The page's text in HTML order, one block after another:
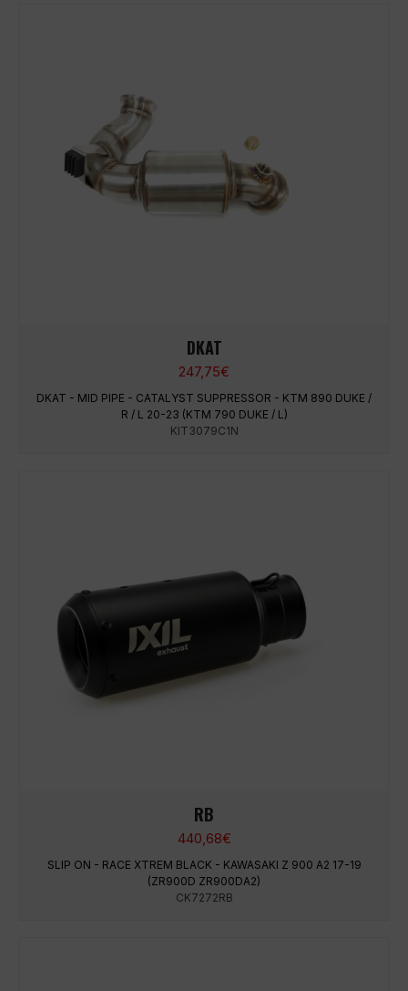
DKAT
247,75€
DKAT - MID PIPE - CATALYST SUPPRESSOR - KTM 890 DUKE /
R / L 20-23 (KTM 790 DUKE / L)
KIT3079C1N
RB
440,68€
SLIP ON - RACE XTREM BLACK - KAWASAKI Z 900 A2 17-19
(ZR900D ZR900DA2)
CK7272RB